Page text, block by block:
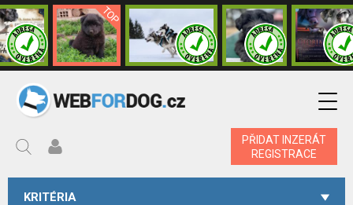
PŘIDAT INZERÁT
REGISTRACE
KRITÉRIA